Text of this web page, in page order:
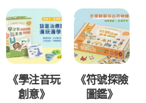
《學注音玩
創意》
《符號探險
圖鑑》
2026-07-27 2026-07-